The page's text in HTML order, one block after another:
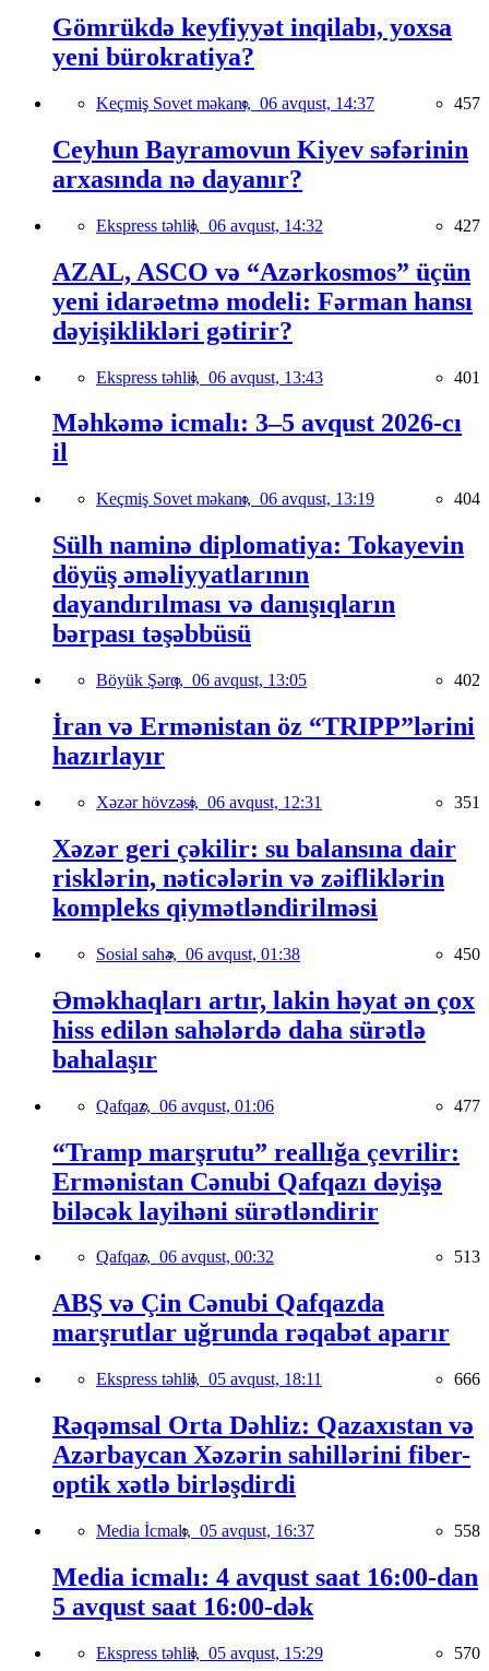
Gömrükdə keyfiyyət inqilabı, yoxsa
yeni bürokratiya?
Keçmiş Sovet məkanı, 06 avqust, 14:37 457
Ceyhun Bayramovun Kiyev səfərinin
arxasında nə dayanır?
Ekspress təhlil, 06 avqust, 14:32 427
AZAL, ASCO və “Azərkosmos” üçün
yeni idarəetmə modeli: Fərman hansı
dəyişiklikləri gətirir?
Ekspress təhlil, 06 avqust, 13:43 401
Məhkəmə icmalı: 3–5 avqust 2026-cı
il
Keçmiş Sovet məkanı, 06 avqust, 13:19 404
Sülh naminə diplomatiya: Tokayevin
döyüş əməliyyatlarının
dayandırılması və danışıqların
bərpası təşəbbüsü
Böyük Şərq, 06 avqust, 13:05 402
İran və Ermənistan öz “TRIPP”lərini
hazırlayır
Xəzər hövzəsi, 06 avqust, 12:31 351
Xəzər geri çəkilir: su balansına dair
risklərin, nəticələrin və zəifliklərin
kompleks qiymətləndirilməsi
Sosial sahə, 06 avqust, 01:38 450
Əməkhaqları artır, lakin həyat ən çox
hiss edilən sahələrdə daha sürətlə
bahalaşır
Qafqaz, 06 avqust, 01:06 477
“Tramp marşrutu” reallığa çevrilir:
Ermənistan Cənubi Qafqazı dəyişə
biləcək layihəni sürətləndirir
Qafqaz, 06 avqust, 00:32 513
ABŞ və Çin Cənubi Qafqazda
marşrutlar uğrunda rəqabət aparır
Ekspress təhlil, 05 avqust, 18:11 666
Rəqəmsal Orta Dəhliz: Qazaxıstan və
Azərbaycan Xəzərin sahillərini fiber-
optik xətlə birləşdirdi
Media İcmalı, 05 avqust, 16:37 558
Media icmalı: 4 avqust saat 16:00-dan
5 avqust saat 16:00-dək
Ekspress təhlil, 05 avqust, 15:29 570